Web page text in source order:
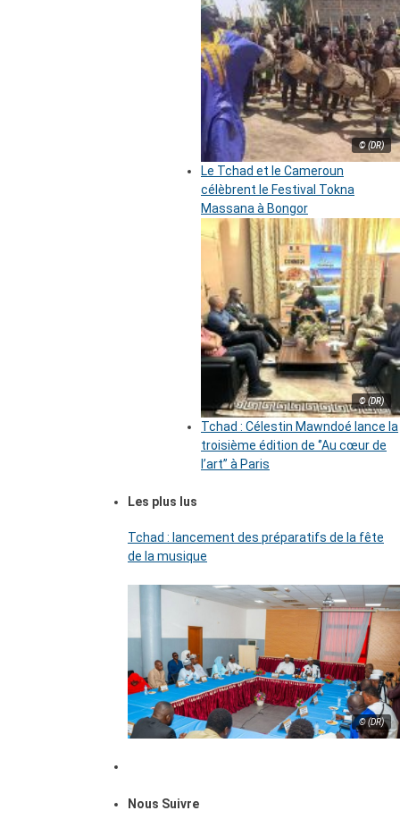
© (DR)
Le Tchad et le Cameroun
célèbrent le Festival Tokna
Massana à Bongor
© (DR)
Tchad : Célestin Mawndoé lance la
troisième édition de ‘’Au cœur de
l’art’’ à Paris
Les plus lus
Tchad : lancement des préparatifs de la fête
de la musique
© (DR)
Nous Suivre